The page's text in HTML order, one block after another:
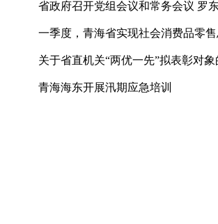
省政府召开党组会议和常务会议 罗
一季度，青海省实现社会消费品零售
关于省直机关“两优一先”拟表彰对
青海海东开展汛期应急培训